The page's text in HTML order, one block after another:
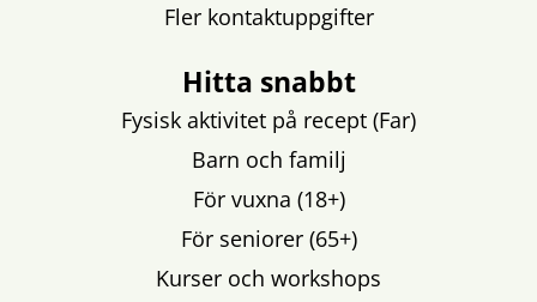
Fler kontaktuppgifter
Hitta snabbt
Fysisk aktivitet på recept (Far)
Barn och familj
För vuxna (18+)
För seniorer (65+)
Kurser och workshops